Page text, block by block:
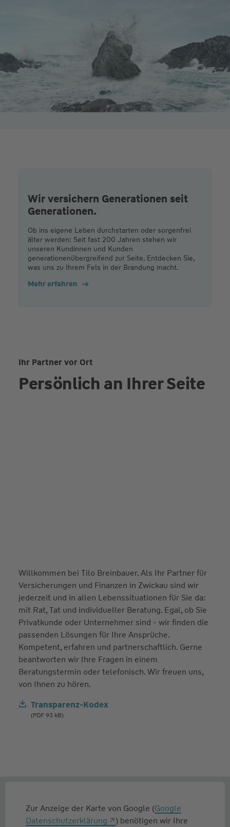
Wir versichern Generationen seit
Generationen.
Ob ins eigene Leben durchstarten oder sorgenfrei
älter werden: Seit fast 200 Jahren stehen wir
unseren Kundinnen und Kunden
generationenübergreifend zur Seite. Entdecken Sie,
was uns zu Ihrem Fels in der Brandung macht.
Mehr erfahren
Ihr Partner vor Ort
Persönlich an Ihrer Seite
Willkommen bei Tilo Breinbauer. Als Ihr Partner für
Versicherungen und Finanzen in Zwickau sind wir
jederzeit und in allen Lebenssituationen für Sie da:
mit Rat, Tat und individueller Beratung. Egal, ob Sie
Privatkunde oder Unternehmer sind - wir finden die
passenden Lösungen für Ihre Ansprüche.
Kompetent, erfahren und partnerschaftlich. Gerne
beantworten wir Ihre Fragen in einem
Beratungstermin oder telefonisch. Wir freuen uns,
von Ihnen zu hören.
Transparenz-Kodex
(PDF 93 kB)
Zur Anzeige der Karte von Google (Google
Datenschutzerklärung
) benötigen wir Ihre